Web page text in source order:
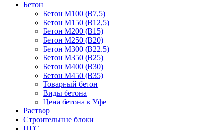
Бетон
Бетон М100 (B7,5)
Бетон М150 (B12,5)
Бетон М200 (B15)
Бетон М250 (B20)
Бетон М300 (B22,5)
Бетон М350 (B25)
Бетон М400 (B30)
Бетон М450 (B35)
Товарный бетон
Виды бетона
Цена бетона в Уфе
Раствор
Строительные блоки
ПГС